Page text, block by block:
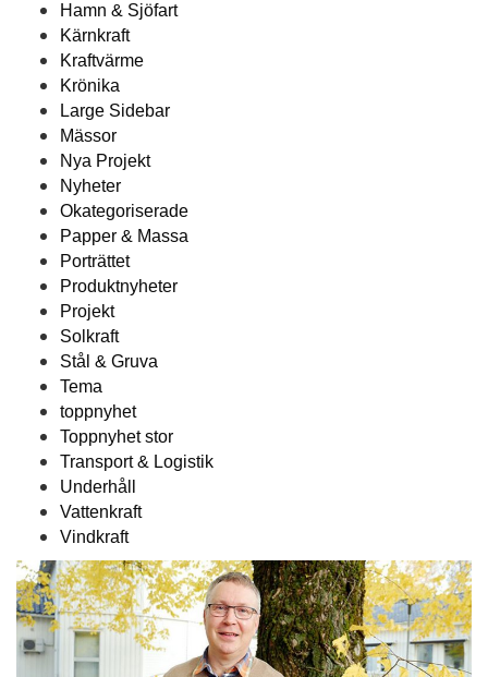
Hamn & Sjöfart
Kärnkraft
Kraftvärme
Krönika
Large Sidebar
Mässor
Nya Projekt
Nyheter
Okategoriserade
Papper & Massa
Porträttet
Produktnyheter
Projekt
Solkraft
Stål & Gruva
Tema
toppnyhet
Toppnyhet stor
Transport & Logistik
Underhåll
Vattenkraft
Vindkraft